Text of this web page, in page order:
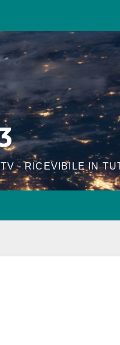
- RICEVIBILE IN